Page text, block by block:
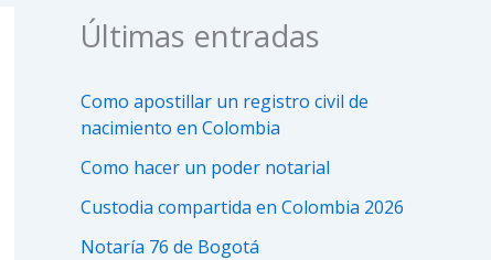
Últimas entradas
Como apostillar un registro civil de
nacimiento en Colombia
Como hacer un poder notarial
Custodia compartida en Colombia 2026
Notaría 76 de Bogotá